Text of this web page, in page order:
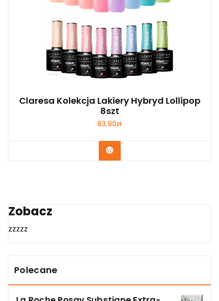
Claresa Kolekcja Lakiery Hybryd Lollipop
8szt
83,90zł
Zobacz
Zobacz
zzzzz
Polecane